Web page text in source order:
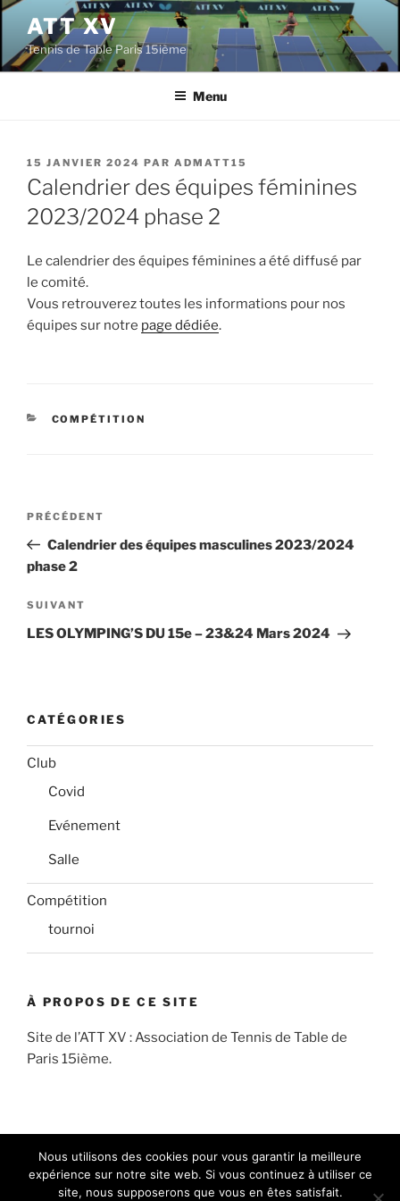
Aller
contenu
principal
ATT XV
Tennis de Table Paris 15ième
Menu
PUBLIÉ
LE
15 JANVIER 2024 PAR ADMATT15
Calendrier des équipes féminines
2023/2024 phase 2
Le calendrier des équipes féminines a été diffusé par
le comité.
Vous retrouverez toutes les informations pour nos
équipes sur notre page dédiée.
CATÉGORIES
COMPÉTITION
Navigation
l’article
Article
précédent
PRÉCÉDENT
Calendrier des équipes masculines 2023/2024
phase 2
Article
suivant
SUIVANT
LES OLYMPING’S DU 15e – 23&24 Mars 2024
CATÉGORIES
Club
Covid
Evénement
Salle
Compétition
tournoi
À PROPOS DE CE SITE
Site de l’ATT XV : Association de Tennis de Table de
Paris 15ième.
Insta E-
Nous utilisons des cookies pour vous garantir la meilleure
expérience sur notre site web. Si vous continuez à utiliser ce
site, nous supposerons que vous en êtes satisfait.